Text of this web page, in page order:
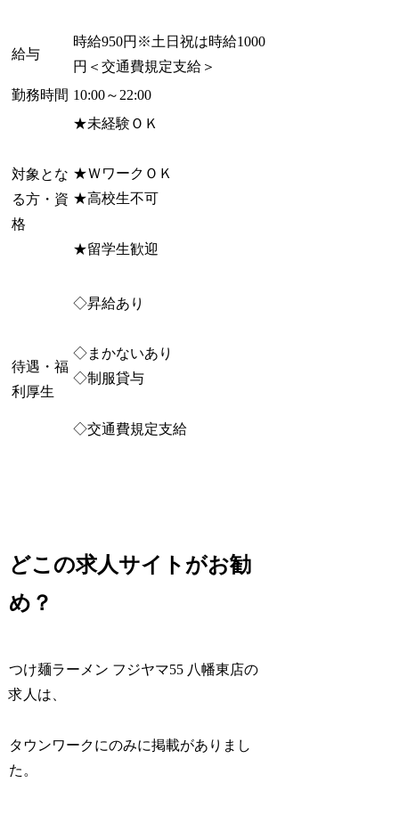
給与
時給950円※土日祝は時給1000
円＜交通費規定支給＞
勤務時間 10:00～22:00
対象とな
る方・資
格
★未経験ＯＫ
★ＷワークＯＫ
★高校生不可
★留学生歓迎
待遇・福
利厚生
◇昇給あり
◇まかないあり
◇制服貸与
◇交通費規定支給
どこの求人サイトがお勧
め？
つけ麺ラーメン フジヤマ55 八幡東店の
求人は、
タウンワークにのみに掲載がありまし
た。